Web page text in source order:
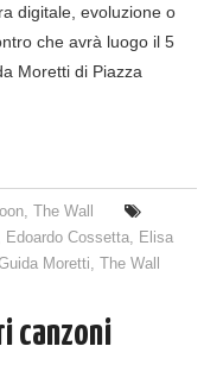
digitale, evoluzione o
che avrà luogo il 5
Moretti di Piazza
, The Wall
Edoardo Cossetta, Elisa
Moretti,The Wall
canzoni